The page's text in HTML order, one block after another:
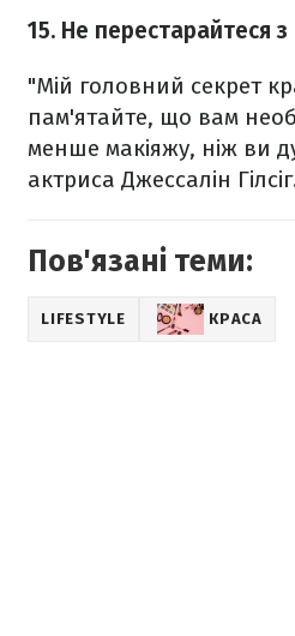
15. Не перестарайтеся
"Мій головний секрет
пам'ятайте, що вам
менше макіяжу, ніж ви
актриса Джессалін
Пов'язані теми:
LIFESTYLE КРАСА